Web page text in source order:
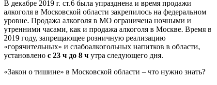
В декабре 2019 г. ст.6 была упразднена и время продажи
алкоголя в Московской области закрепилось на федеральном
уровне. Продажа алкоголя в МО ограничена ночными и
утренними часами, как и продажа алкоголя в Москве. Время в
2019 году, запрещающее розничную реализацию
«горячительных» и слабоалкогольных напитков в области,
установлено с 23 ч до 8 ч утра следующего дня.
«Закон о тишине» в Московской области – что нужно знать?